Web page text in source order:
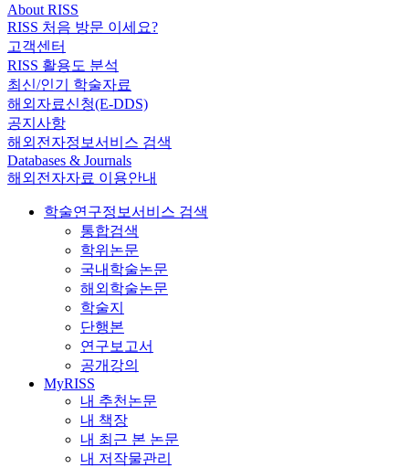
About RISS
RISS 처음 방문 이세요?
고객센터
RISS 활용도 분석
최신/인기 학술자료
해외자료신청(E-DDS)
공지사항
해외전자정보서비스 검색
Databases & Journals
해외전자자료 이용안내
학술연구정보서비스 검색
통합검색
학위논문
국내학술논문
해외학술논문
학술지
단행본
연구보고서
공개강의
MyRISS
내 추천논문
내 책장
내 최근 본 논문
내 저작물관리